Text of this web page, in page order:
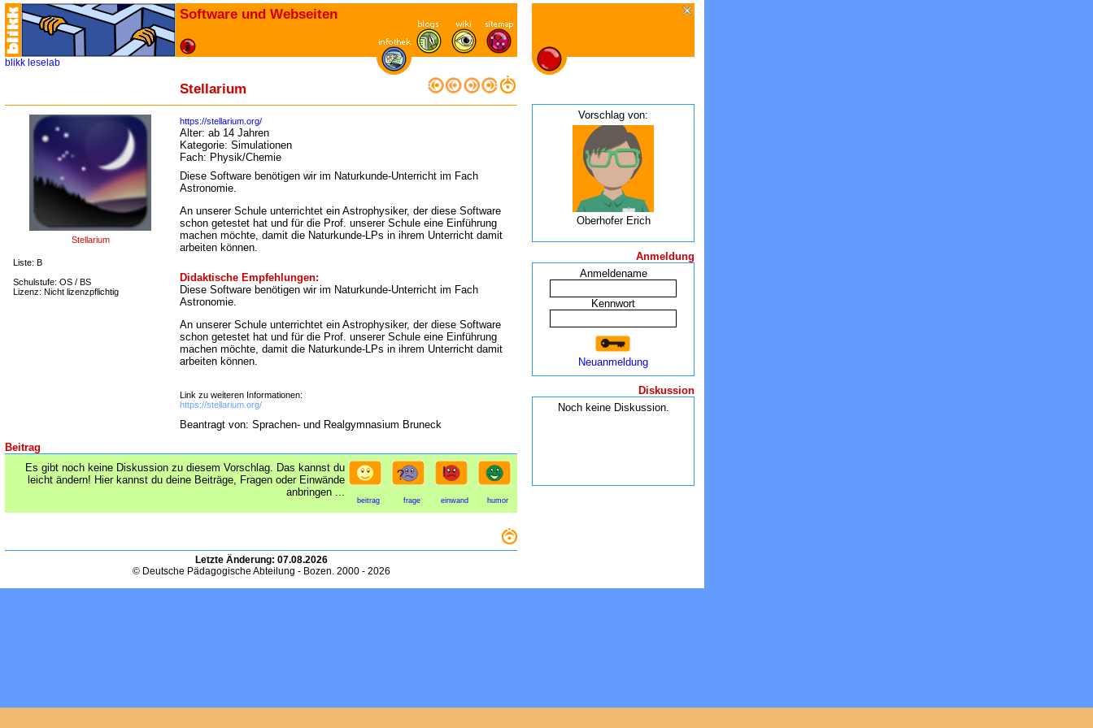
Software und Webseiten
blikk leselab
Stellarium
Stellarium
Liste: B
Schulstufe: OS / BS
Lizenz: Nicht lizenzpflichtig
https://stellarium.org/
Alter: ab 14 Jahren
Kategorie: Simulationen
Fach: Physik/Chemie
Diese Software benötigen wir im Naturkunde-Unterricht im Fach
Astronomie.
An unserer Schule unterrichtet ein Astrophysiker, der diese Software
schon getestet hat und für die Prof. unserer Schule eine Einführung
machen möchte, damit die Naturkunde-LPs in ihrem Unterricht damit
arbeiten können.
Didaktische Empfehlungen:
Diese Software benötigen wir im Naturkunde-Unterricht im Fach
Astronomie.
An unserer Schule unterrichtet ein Astrophysiker, der diese Software
schon getestet hat und für die Prof. unserer Schule eine Einführung
machen möchte, damit die Naturkunde-LPs in ihrem Unterricht damit
arbeiten können.
Link zu weiteren Informationen:
https://stellarium.org/
Beantragt von: Sprachen- und Realgymnasium Bruneck
Beitrag
Es gibt noch keine Diskussion zu diesem Vorschlag. Das kannst du
leicht ändern! Hier kannst du deine Beiträge, Fragen oder Einwände
anbringen ...
beitrag frage einwand humor
Letzte Änderung: 07.08.2026
© Deutsche Pädagogische Abteilung - Bozen. 2000 - 2026
Vorschlag von:
Oberhofer Erich
Anmeldung
Anmeldename
Kennwort
Neuanmeldung
Diskussion
Noch keine Diskussion.